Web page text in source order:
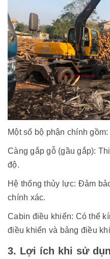
Một số bộ phận chính gồm:
Càng gắp gỗ (gầu gắp):
độ.
Hệ thống thủy lực: Đảm
chính xác.
Cabin điều khiển: Có thể
điều khiển và bảng điều
3. Lợi ích khi sử